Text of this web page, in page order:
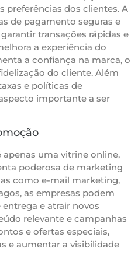
preferências dos clientes. A
de pagamento seguras e
transações rápidas e
a experiência do
a confiança na marca, o
do cliente. Além
e políticas de
importante a ser
apenas uma vitrine online,
poderosa de marketing
como e-mail marketing,
as empresas podem
e atrair novos
relevante e campanhas
e ofertas especiais,
e aumentar a visibilidade